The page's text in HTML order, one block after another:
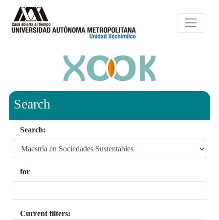
Search
Search:
for
Current filters: